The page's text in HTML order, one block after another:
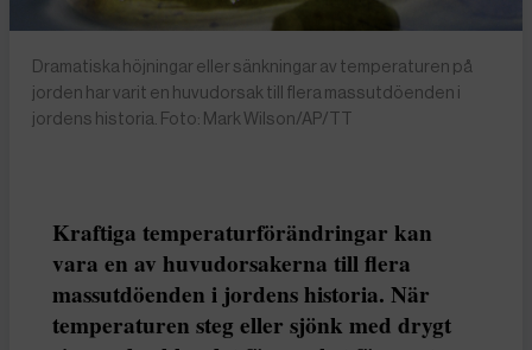
Dramatiska höjningar eller sänkningar av temperaturen på
jorden har varit en huvudorsak till flera massutdöenden i
jordens historia. Foto: Mark Wilson/AP/TT
Kraftiga temperaturförändringar kan
vara en av huvudorsakerna till flera
massutdöenden i jordens historia. När
temperaturen steg eller sjönk med drygt